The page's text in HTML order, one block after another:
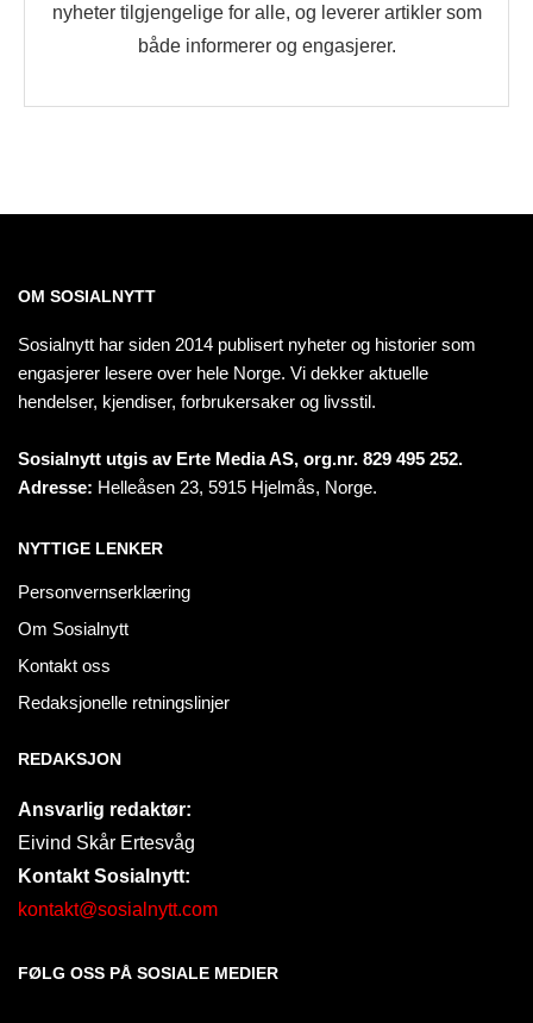
nyheter tilgjengelige for alle, og leverer artikler som
både informerer og engasjerer.
OM SOSIALNYTT
Sosialnytt har siden 2014 publisert nyheter og historier som
engasjerer lesere over hele Norge. Vi dekker aktuelle
hendelser, kjendiser, forbrukersaker og livsstil.
Sosialnytt utgis av Erte Media AS, org.nr. 829 495 252.
Adresse: Helleåsen 23, 5915 Hjelmås, Norge.
NYTTIGE LENKER
Personvernserklæring
Om Sosialnytt
Kontakt oss
Redaksjonelle retningslinjer
REDAKSJON
Ansvarlig redaktør:
Eivind Skår Ertesvåg
Kontakt Sosialnytt:
kontakt@sosialnytt.com
FØLG OSS PÅ SOSIALE MEDIER​